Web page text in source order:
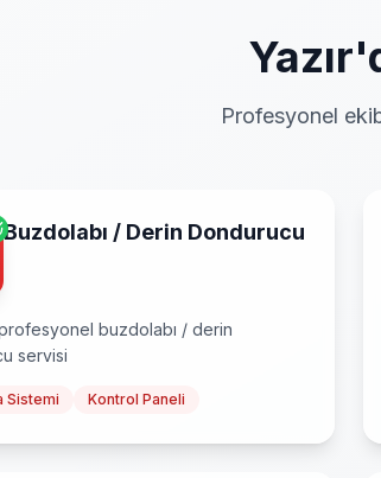
Yazır
Profesyonel
Buzdolabı / Derin Dondurucu
buzdolabı / derin
servisi
Sistemi Kontrol Paneli